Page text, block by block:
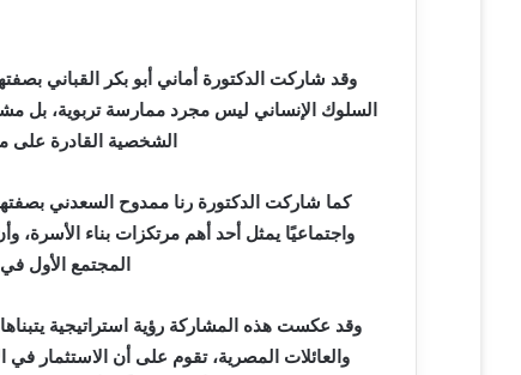
وقد شاركت الدكتورة أماني أبو بكر القباني
السلوك الإنساني ليس مجرد ممارسة تربوية، بل
الشخصية القادرة على
كما شاركت الدكتورة رنا ممدوح السعدني
واجتماعيًا يمثل أحد أهم مرتكزات بناء
المجتمع الأول
وقد عكست هذه المشاركة رؤية استراتيجية
والعائلات المصرية، تقوم على أن الاستثمار